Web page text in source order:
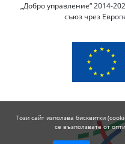
„Добро управление“ 2014-
съюз чрез
Този сайт използва бисквитки
се възползвате от